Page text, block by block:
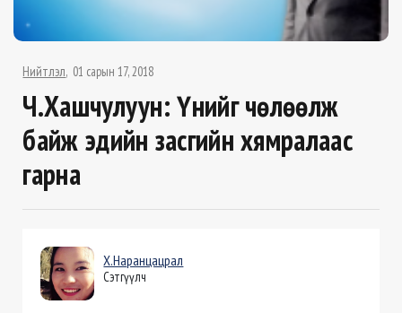
Нийтлэл 01 сарын 17, 2018
Ч.Хашчулуун: Үнийг чөлөөлж
байж эдийн засгийн хямралаас
гарна
Х.Наранцацрал
Сэтгүүлч